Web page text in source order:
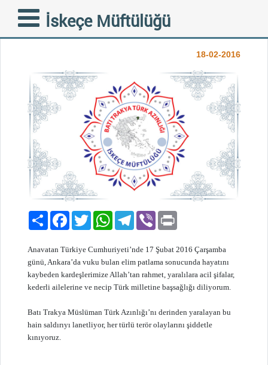
İskeçe Müftülüğü
K I N A M A-ANKARA’DA
PATLAMA
18-02-2016
PaylaşFacebook
TwitterWhatsAppTelegram
Viber
Anavatan Türkiye Cumhuriyeti’nde 17 Şubat 2016 Çarşamba
günü, Ankara’da vuku bulan elim patlama sonucunda hayatını
kaybeden kardeşlerimize Allah’tan rahmet, yaralılara acil şifalar,
kederli ailelerine ve necip Türk milletine başsağlığı diliyorum.
Batı Trakya Müslüman Türk Azınlığı’nı derinden yaralayan bu
hain saldırıyı lanetliyor, her türlü terör olaylarını şiddetle
kınıyoruz.